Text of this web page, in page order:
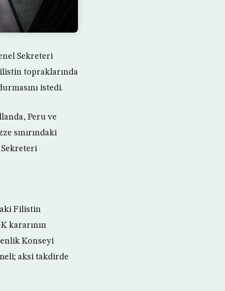
Sekreteri
topraklarında
istedi.
Peru ve
sınırındaki
Sekreteri
Filistin
kararının
Konseyi
aksi takdirde